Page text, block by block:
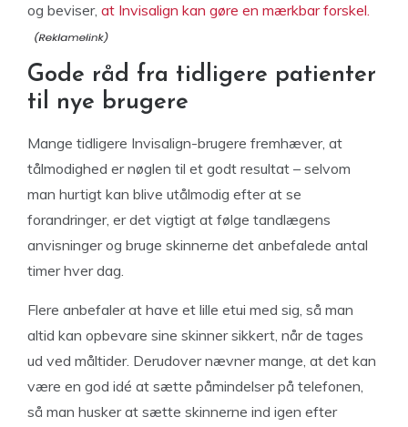
og beviser, at Invisalign kan gøre en mærkbar forskel.
Gode råd fra tidligere patienter
til nye brugere
Mange tidligere Invisalign-brugere fremhæver, at
tålmodighed er nøglen til et godt resultat – selvom
man hurtigt kan blive utålmodig efter at se
forandringer, er det vigtigt at følge tandlægens
anvisninger og bruge skinnerne det anbefalede antal
timer hver dag.
Flere anbefaler at have et lille etui med sig, så man
altid kan opbevare sine skinner sikkert, når de tages
ud ved måltider. Derudover nævner mange, at det kan
være en god idé at sætte påmindelser på telefonen,
så man husker at sætte skinnerne ind igen efter